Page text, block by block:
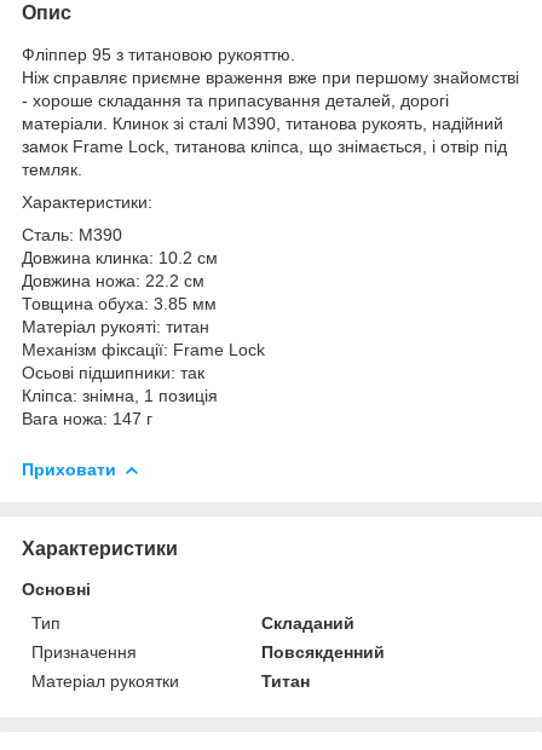
Опис
Фліппер 95 з титановою рукояттю.
Ніж справляє приємне враження вже при першому знайомстві
- хороше складання та припасування деталей, дорогі
матеріали. Клинок зі сталі M390, титанова рукоять, надійний
замок Frame Lock, титанова кліпса, що знімається, і отвір під
темляк.
Характеристики:
Сталь: M390
Довжина клинка: 10.2 см
Довжина ножа: 22.2 см
Товщина обуха: 3.85 мм
Матеріал рукояті: титан
Механізм фіксації: Frame Lock
Осьові підшипники: так
Кліпса: знімна, 1 позиція
Вага ножа: 147 г
Приховати
Характеристики
Основні
Тип
Складаний
Призначення
Повсякденний
Матеріал рукоятки
Титан